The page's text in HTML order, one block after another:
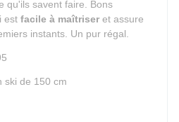
qu'ils savent faire. Bons
est facile à maîtriser et assure
instants. Un pur régal.
ski de 150 cm